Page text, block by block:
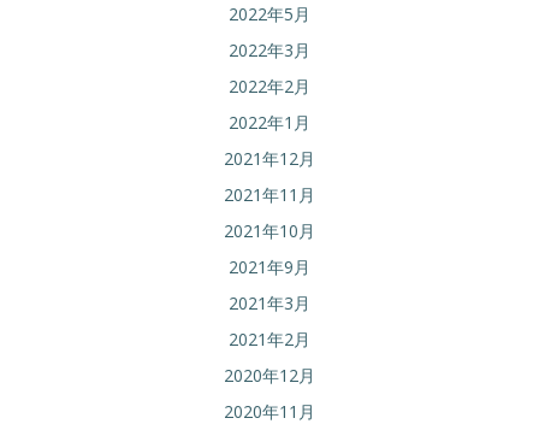
2022年5月
2022年3月
2022年2月
2022年1月
2021年12月
2021年11月
2021年10月
2021年9月
2021年3月
2021年2月
2020年12月
2020年11月